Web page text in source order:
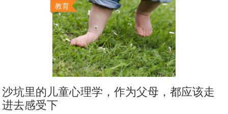
教育
沙坑里的儿童心理学，作为父母，都应该走
进去感受下